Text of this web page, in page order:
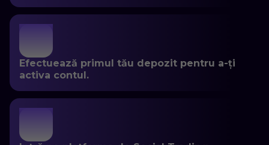
2
Efectuează primul tău depozit pentru a-ți
activa contul.
3